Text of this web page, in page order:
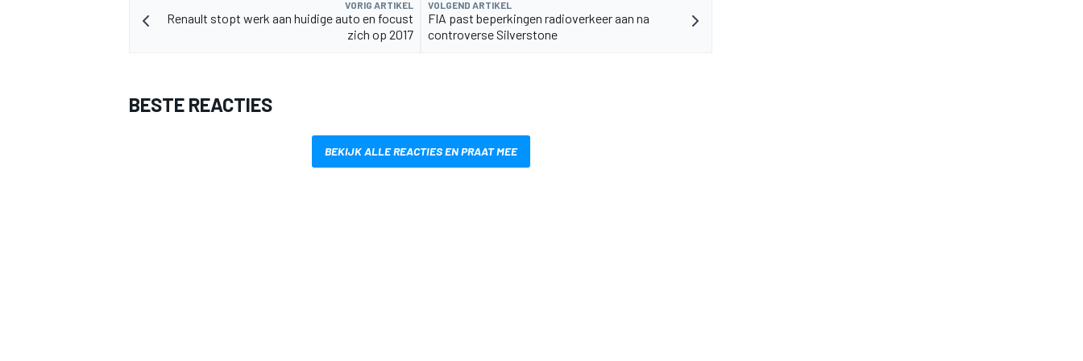
VORIG ARTIKEL
Renault stopt werk aan huidige auto en focust
zich op 2017
VOLGEND ARTIKEL
FIA past beperkingen radioverkeer aan na
controverse Silverstone
BESTE REACTIES
BEKIJK ALLE REACTIES EN PRAAT MEE